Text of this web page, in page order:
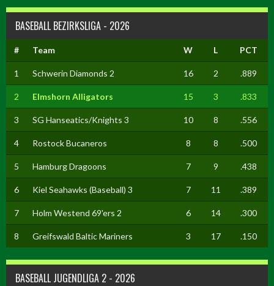
BASEBALL BEZIRKSLIGA - 2026
# Team W L PCT
1 Schwerin Diamonds 2 16 2 .889
2 Elmshorn Alligators 15 3 .833
3 SG Hanseatics/Knights 3 10 8 .556
4 Rostock Bucaneros 8 8 .500
5 Hamburg Dragoons 7 9 .438
6 Kiel Seahawks (Baseball) 3 7 11 .389
7 Holm Westend 69'ers 2 6 14 .300
8 Greifswald Baltic Mariners 3 17 .150
BASEBALL JUGENDLIGA 2 - 2026